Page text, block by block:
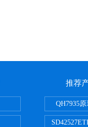
推荐
QH7935